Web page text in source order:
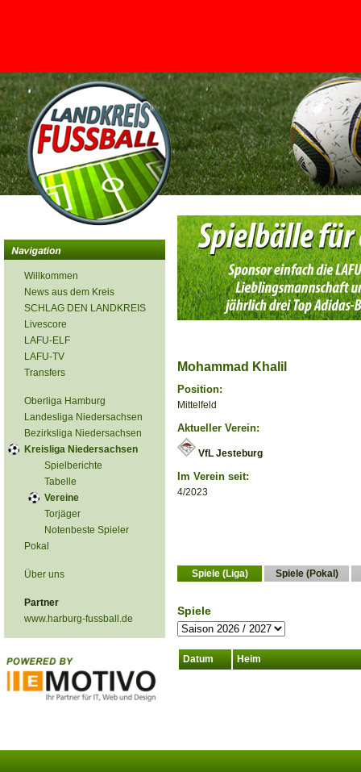
<
Willkommen
News aus dem Kreis
SCHLAG DEN LANDKREIS
Livescore
LAFU-ELF
LAFU-TV
Transfers
Oberliga Hamburg
Landesliga Niedersachsen
Bezirksliga Niedersachsen
Kreisliga Niedersachsen
Spielberichte
Tabelle
Vereine
Torjäger
Notenbeste Spieler
Pokal
Über uns
Partner
www.harburg-fussball.de
Mohammad Khalil
Position:
Mittelfeld
Aktueller Verein:
VfL Jesteburg
Im Verein seit:
4/2023
Spiele (Liga) Spiele (Pokal)
Spiele
Datum Heim